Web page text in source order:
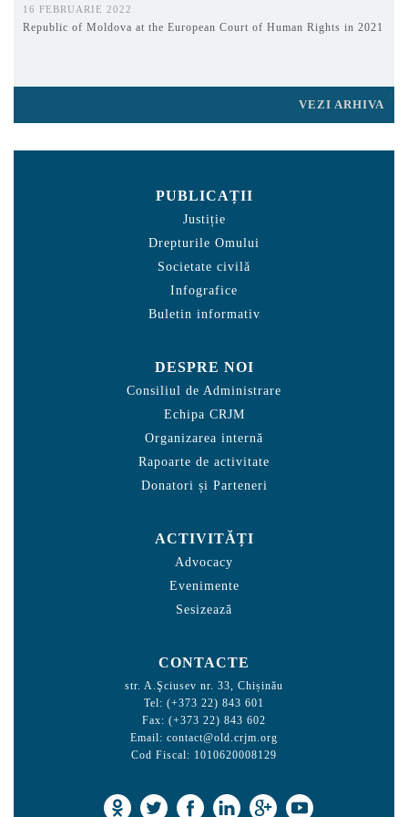
16 FEBRUARIE 2022
Republic of Moldova at the European Court of Human Rights in 2021
VEZI ARHIVA
PUBLICAȚII
Justiție
Drepturile Omului
Societate civilă
Infografice
Buletin informativ
DESPRE NOI
Consiliul de Administrare
Echipa CRJM
Organizarea internă
Rapoarte de activitate
Donatori și Parteneri
ACTIVITĂȚI
Advocacy
Evenimente
Sesizează
CONTACTE
str. A.Şciusev nr. 33, Chișinău
Tel: (+373 22) 843 601
Fax: (+373 22) 843 602
Email: contact@old.crjm.org
Cod Fiscal: 1010620008129